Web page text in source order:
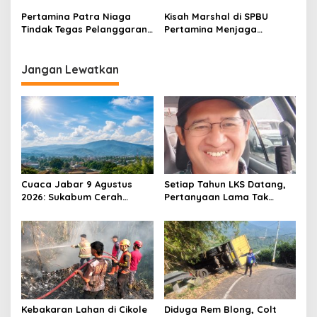
Niaga RJBB Perluas Akses
Pasar dan Jejaring Bisnis
Khusus Wakil Presiden
Pertamina Patra Niaga
Tindak Tegas Pelanggaran
Kisah Marshal di SPBU
Pertamina Menjaga
Jangan Lewatkan
Cuaca Jabar 9 Agustus
2026: Sukabum Cerah
Derajat Celsius
Setiap Tahun LKS Datang,
Pertanyaan Lama Tak
atau Bisnis?
Kebakaran Lahan di Cikole
Diduga Rem Blong, Colt